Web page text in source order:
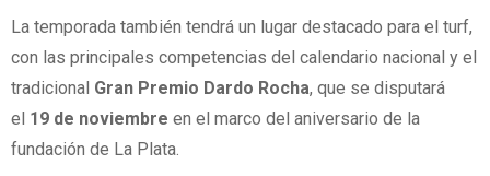
La temporada también tendrá un lugar destacado para el turf,
con las principales competencias del calendario nacional y el
tradicional Gran Premio Dardo Rocha, que se disputará
el 19 de noviembre en el marco del aniversario de la
fundación de La Plata.